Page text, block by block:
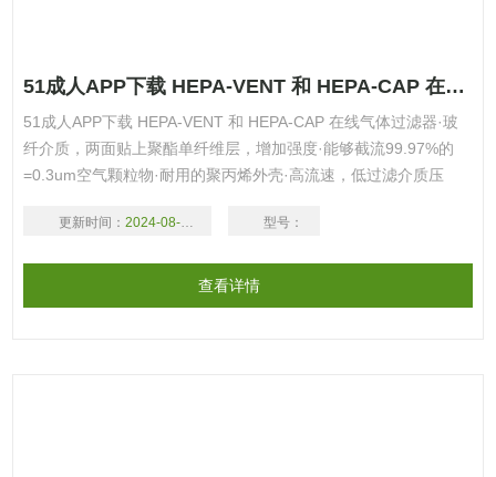
51成人APP下载 HEPA-VENT 和 HEPA-CAP 在线气体过滤器
51成人APP下载 HEPA-VENT 和 HEPA-CAP 在线气体过滤器·玻
纤介质，两面贴上聚酯单纤维层，增加强度·能够截流99.97%的
=0.3um空气颗粒物·耐用的聚丙烯外壳·高流速，低过滤介质压
粒，通气预滤或者作为气体再现过滤·可用蒸汽进行灭菌
更新时间： 2024-08-17 型号：
查看详情